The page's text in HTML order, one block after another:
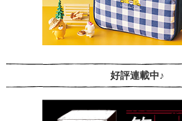
好評連載中♪